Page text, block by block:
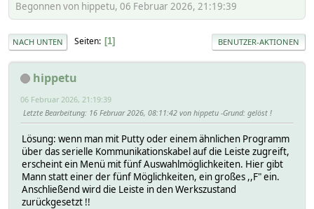
Begonnen von hippetu, 06 Februar 2026, 21:19:39
NACH UNTEN Seiten 1 BENUTZER-AKTIONEN
hippetu
06 Februar 2026, 21:19:39
Letzte Bearbeitung: 16 Februar 2026, 08:11:42 von hippetu Grund: gelöst !
Lösung: wenn man mit Putty oder einem ähnlichen Programm
über das serielle Kommunikationskabel auf die Leiste zugreift,
erscheint ein Menü mit fünf Auswahlmöglichkeiten. Hier gibt
Mann statt einer der fünf Möglichkeiten, ein großes ,,F" ein.
Anschließend wird die Leiste in den Werkszustand
zurückgesetzt !!